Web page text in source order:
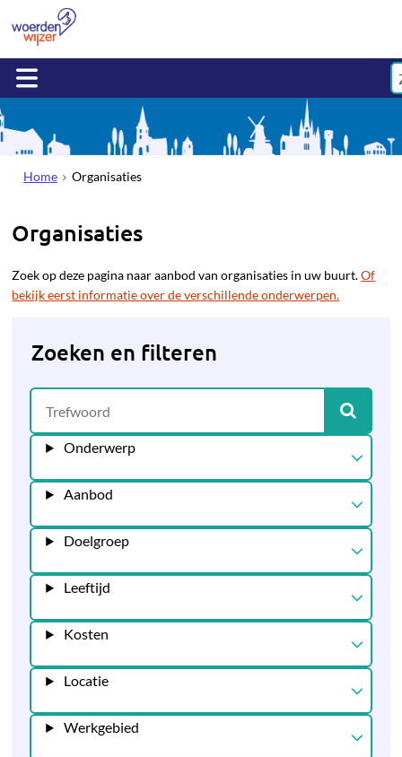
Home Organisaties
Organisaties
Zoek op deze pagina naar aanbod van organisaties in uw buurt.Of
bekijk eerst informatie over de verschillende onderwerpen.
Zoeken en filteren
Onderwerp
Aanbod
Doelgroep
Leeftijd
Kosten
Locatie
Werkgebied